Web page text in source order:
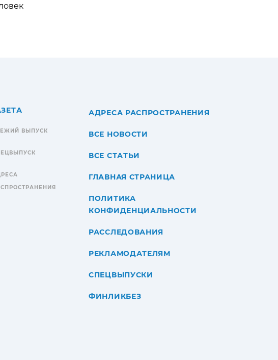
ВЫПУСК
АДРЕСА РАСПРОСТРАНЕНИЯ
ВСЕ НОВОСТИ
ВСЕ СТАТЬИ
ГЛАВНАЯ СТРАНИЦА
ПОЛИТИКА
КОНФИДЕНЦИАЛЬНОСТИ
РАССЛЕДОВАНИЯ
РЕКЛАМОДАТЕЛЯМ
СПЕЦВЫПУСКИ
ФИНЛИКБЕЗ